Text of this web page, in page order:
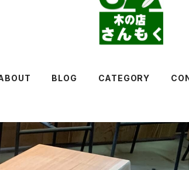
BLOG CATEGORY